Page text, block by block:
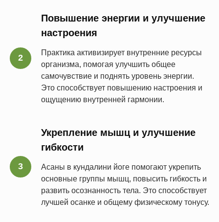
Повышение энергии и улучшение
настроения
Практика активизирует внутренние ресурсы
организма, помогая улучшить общее
самочувствие и поднять уровень энергии.
Это способствует повышению настроения и
ощущению внутренней гармонии.
Укрепление мышц и улучшение
гибкости
Асаны в кундалини йоге помогают укрепить
основные группы мышц, повысить гибкость и
развить осознанность тела. Это способствует
лучшей осанке и общему физическому тонусу.